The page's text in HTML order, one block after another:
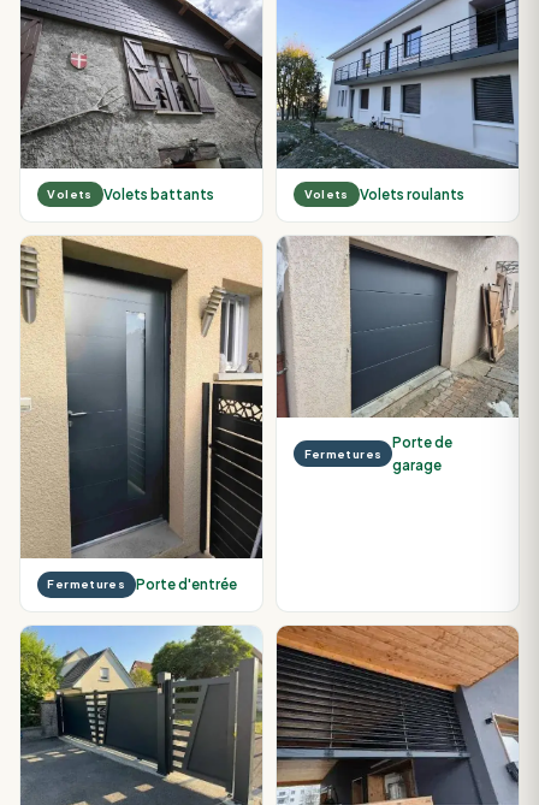
Volets Volets battants Volets Volets roulants
Fermetures Porte d'entrée
Fermetures
Porte de
garage